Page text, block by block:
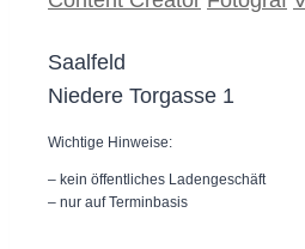
Saalfeld
Niedere Torgasse 1
Wichtige Hinweise:
– kein öffentliches Ladengeschäft
– nur auf Terminbasis